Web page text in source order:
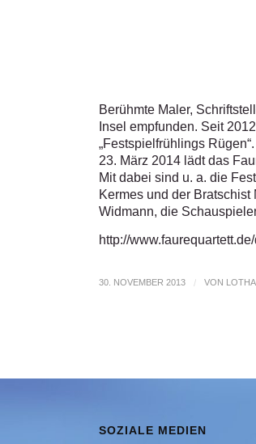
Berühmte Maler,
Insel empfunden. Seit
„Festspielfrühlings
23. März 2014 lädt das
Mit dabei sind u. a. die
Kermes und der
Widmann, die
http://
30. NOVEMBER 2013 / VON
SOZIALE MEDIEN